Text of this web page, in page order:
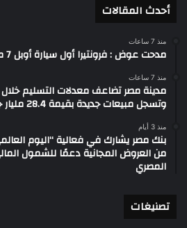
أحدث المقالات
منذ 7 ساعات
مدحت عوض : فرونتيرا أول سيارة أوبل 7 مقاعد في مصر
منذ 7 ساعات
وتسجل مبيعات جديدة بقيمة 28.4 مليار جنيه
منذ 3 أيام
بنك مصر يشارك في فعالية “اليوم
من العروض المجانية دعمًا للشمول
المصري
تصنيغات